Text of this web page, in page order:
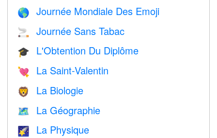
🌎 Journée Mondiale Des Emoji
🚬 Journée Sans Tabac
🎓 L'Obtention Du Diplôme
💘 La Saint-Valentin
🦁 La Biologie
🗺 La Géographie
🌠 La Physique